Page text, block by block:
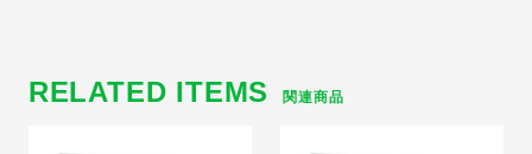
RELATED ITEMS 関連商品